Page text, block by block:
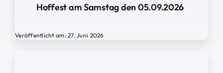
Hoffest am Samstag den 05.09.2026
Veröffentlicht am: 27. Juni 2026